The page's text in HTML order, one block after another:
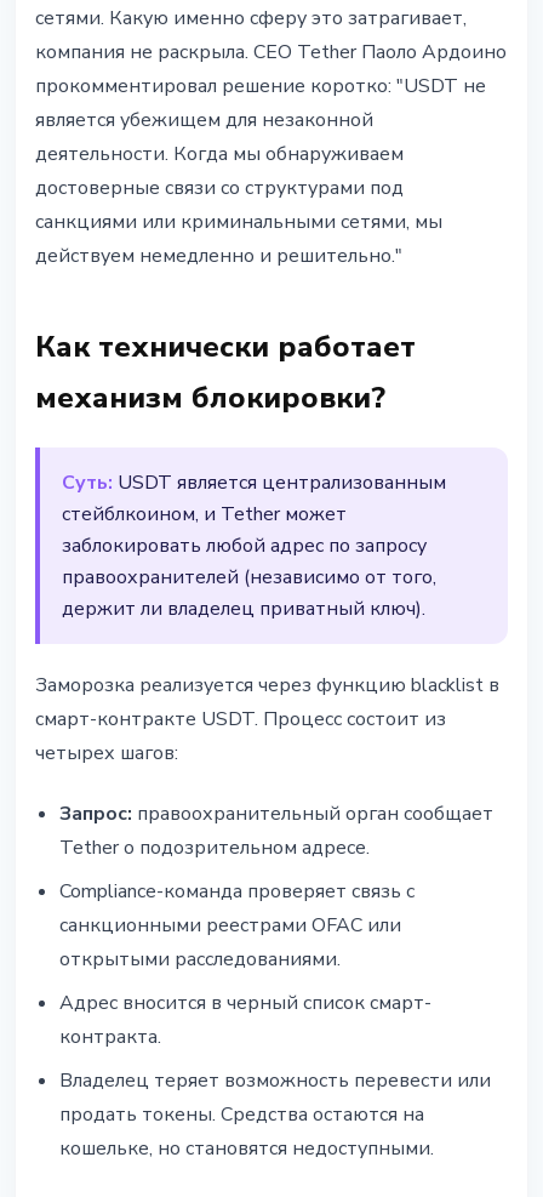
сетями. Какую именно сферу это затрагивает,
компания не раскрыла. CEO Tether Паоло Ардоино
прокомментировал решение коротко: "USDT не
является убежищем для незаконной
деятельности. Когда мы обнаруживаем
достоверные связи со структурами под
санкциями или криминальными сетями, мы
действуем немедленно и решительно."
Как технически работает
механизм блокировки?
Суть: USDT является централизованным
стейблкоином, и Tether может
заблокировать любой адрес по запросу
правоохранителей (независимо от того,
держит ли владелец приватный ключ).
Заморозка реализуется через функцию blacklist в
смарт-контракте USDT. Процесс состоит из
четырех шагов:
Запрос: правоохранительный орган сообщает
Tether о подозрительном адресе.
Compliance-команда проверяет связь с
санкционными реестрами OFAC или
открытыми расследованиями.
Адрес вносится в черный список смарт-
контракта.
Владелец теряет возможность перевести или
продать токены. Средства остаются на
кошельке, но становятся недоступными.